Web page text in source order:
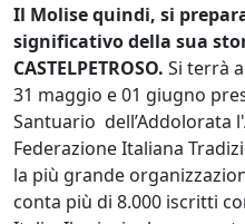
Il Molise quindi, si
significativo della sua
CASTELPETROSO. Si terrà
31 maggio e 01 giugno
Santuario dell’Addolorata
Federazione Italiana
la più grande
conta più di 8.000 iscritti